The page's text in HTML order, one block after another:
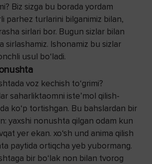
Biz sizga bu borada yordam
parhez turlarini bilganimiz bilan,
sirlari bor. Bugun sizlar bilan
sirlashamiz. Ishonamiz bu sizlar
usul bo‘ladi.
voz kechish to‘grimi?
saharliktaomni iste’mol qilish-
ko‘p tortishgan. Bu bahslardan bir
yaxshi nonushta qilgan odam kun
yer ekan. xo‘sh und anima qilish
paytida ortiqcha yeb yubormang.
bir bo‘lak non bilan tvorog